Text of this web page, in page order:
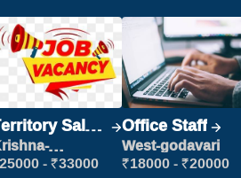
Sales
- ₹33000
Office Staff
West-godavari
₹18000 - ₹20000